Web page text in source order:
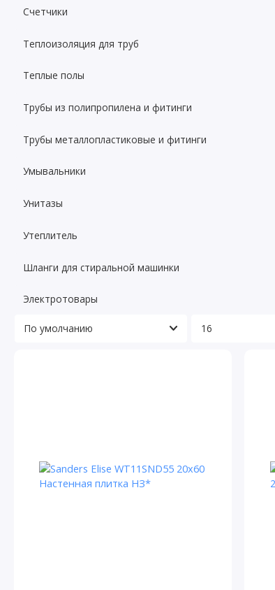
Счетчики
Теплоизоляция для труб
Теплые полы
Трубы из полипропилена и фитинги
Трубы металлопластиковые и фитинги
Умывальники
Унитазы
Утеплитель
Шланги для стиральной машинки
Электротовары